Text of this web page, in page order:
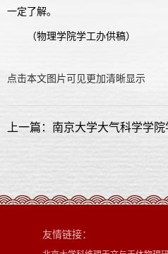
一定了解。
（物理学院学工办供稿）
点击本文图片可见更加清晰显示
友情链接：